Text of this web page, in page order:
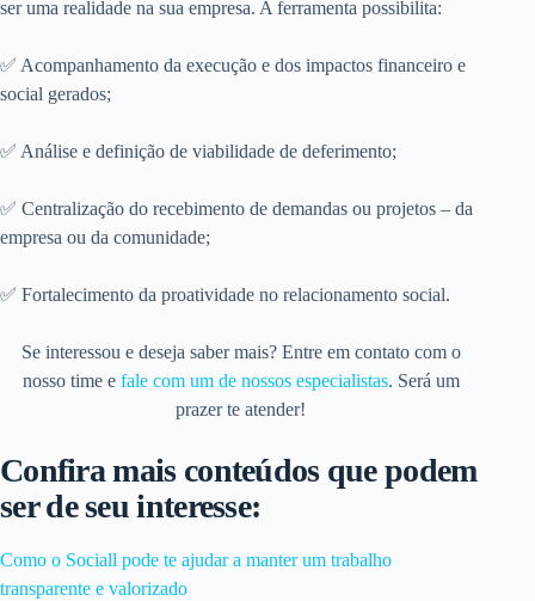
ser uma realidade na sua empresa. A ferramenta possibilita:
✅ Acompanhamento da execução e dos impactos financeiro e
social gerados;
✅ Análise e definição de viabilidade de deferimento;
✅ Centralização do recebimento de demandas ou projetos – da
empresa ou da comunidade;
✅ Fortalecimento da proatividade no relacionamento social.
Se interessou e deseja saber mais? Entre em contato com o
nosso time e fale com um de nossos especialistas. Será um
prazer te atender!
Confira mais conteúdos que podem
ser de seu interesse:
Como o Sociall pode te ajudar a manter um trabalho
transparente e valorizado